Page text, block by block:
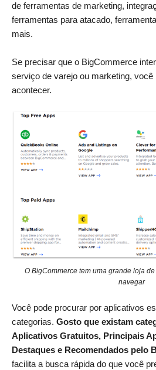
de ferramentas de marketing,
ferramentas para atacado,
mais.
Se precisar que o BigCommerce
serviço de varejo ou marketing, você
acontecer.
O BigCommerce tem uma grande loja
navegar
Você pode procurar por aplicativos
categorias. Gosto que existam
Aplicativos Gratuitos, Principais
Destaques e Recomendados pelo
facilita a busca rápida do que você